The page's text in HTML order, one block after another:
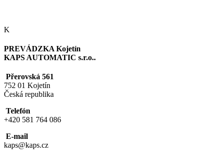
K
PREVÁDZKA Kojetín
KAPS AUTOMATIC s.r.o..
Přerovská 561
752 01 Kojetín
Česká republika
Telefón
+420 581 764 086
E-mail
kaps@kaps.cz